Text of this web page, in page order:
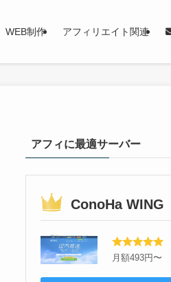
WEB制作 アフィリエイト関連
アフィに最適サーバー
ConoHa WING
月額493円〜